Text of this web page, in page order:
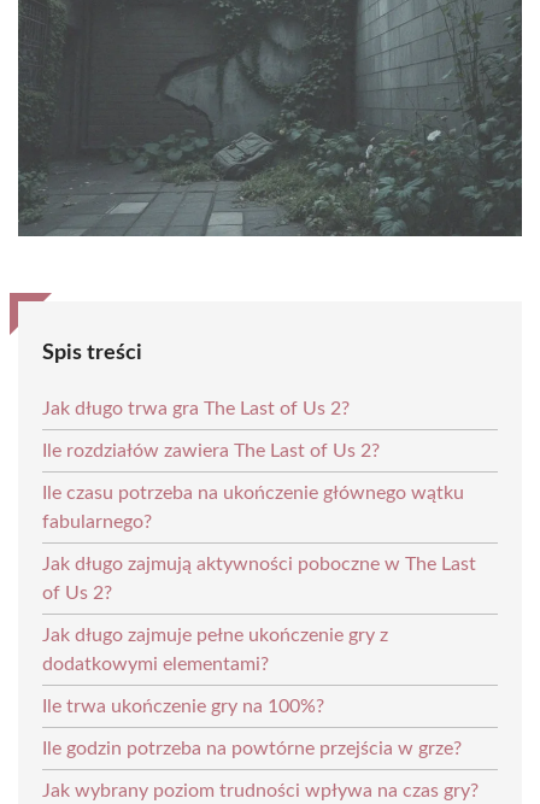
Spis treści
Jak długo trwa gra The Last of Us 2?
Ile rozdziałów zawiera The Last of Us 2?
Ile czasu potrzeba na ukończenie głównego wątku
fabularnego?
Jak długo zajmują aktywności poboczne w The Last
of Us 2?
Jak długo zajmuje pełne ukończenie gry z
dodatkowymi elementami?
Ile trwa ukończenie gry na 100%?
Ile godzin potrzeba na powtórne przejścia w grze?
Jak wybrany poziom trudności wpływa na czas gry?